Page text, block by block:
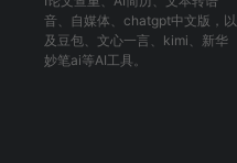
音、 自媒体 、 chatgpt中文版 ，以
及 豆包、 文心一言 、 kimi 、 新华
妙笔ai等AI工具。